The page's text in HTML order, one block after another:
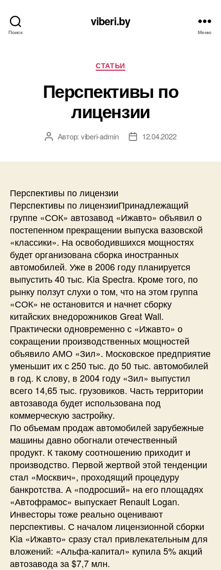
Поиск
viberi.by
Меню
Рубрики
СТАТЬИ
Перспективы по
лицензии
АвторАвтор: viberi-admin
Дата12.04.2022
Перспективы по лицензии
Перспективы по лицензииПринадлежащий
группе «СОК» автозавод «Ижавто» объявил о
постепенном прекращении выпуска вазовской
«классики». На освободившихся мощностях
будет организована сборка иностранных
автомобилей. Уже в 2006 году планируется
выпустить 40 тыс. Kia Spectra. Кроме того, по
рынку ползут слухи о том, что на этом группа
«СОК» не остановится и начнет сборку
китайских внедорожников Great Wall.
Практически одновременно с «Ижавто» о
сокращении производственных мощностей
объявило АМО «Зил». Московское предприятие
уменьшит их с 250 тыс. до 50 тыс. автомобилей
в год. К слову, в 2004 году «Зил» выпустил
всего 14,65 тыс. грузовиков. Часть территории
автозавода будет использована под
коммерческую застройку.
По объемам продаж автомобилей зарубежные
машины давно обогнали отечественный
продукт. К такому соотношению приходит и
производство. Первой жертвой этой тенденции
стал «Москвич», проходящий процедуру
банкротства. А «подросший» на его площадях
«Автофрамос» выпускает Renault Logan.
Инвесторы тоже реально оценивают
перспективы. С началом лицензионной сборки
Kia «Ижавто» сразу стал привлекательным для
вложений: «Альфа-капитал» купила 5% акций
автозавода за $7,7 млн.